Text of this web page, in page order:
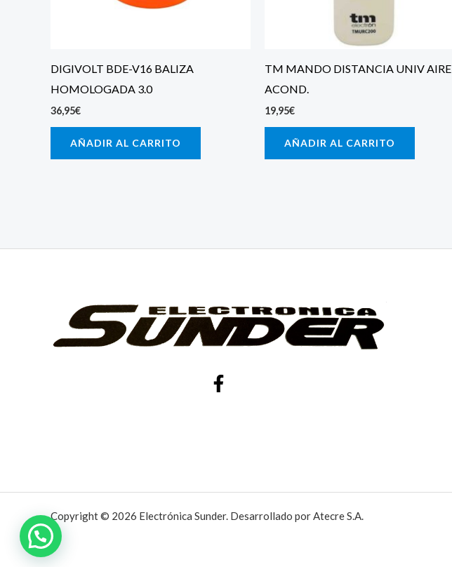
DIGIVOLT BDE-V16 BALIZA
HOMOLOGADA 3.0
36,95€
AÑADIR AL CARRITO
TM MANDO DISTANCIA UNIV AIRE
ACOND.
19,95€
AÑADIR AL CARRITO
Copyright © 2026 Electrónica Sunder. Desarrollado por Atecre S.A.